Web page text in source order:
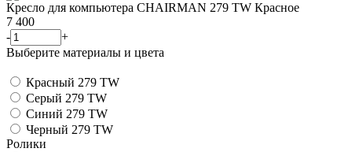
Кресло для компьютера CHAIRMAN 279 TW Красное
7 400
-
+
Выберите материалы и цвета
Красный 279 TW
Серый 279 TW
Синий 279 TW
Черный 279 TW
Ролики